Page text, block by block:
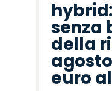
senza
della
euro